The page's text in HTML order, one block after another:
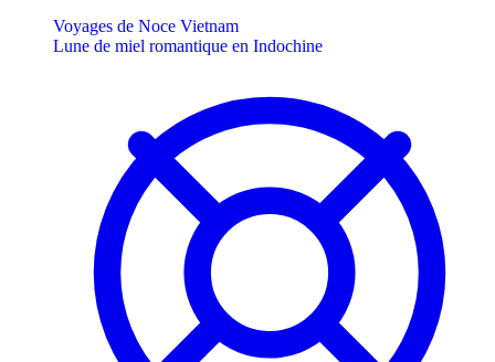
Voyages de Noce Vietnam
Lune de miel romantique en Indochine